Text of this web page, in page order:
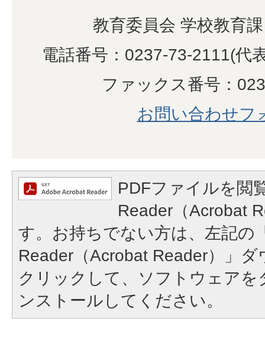
教育委員会 学校教育
電話番号：0237-73-2111(代
ファックス番号：
お問い合わせフ
PDFファイルを閲
Reader（Acrobat
す。お持ちでない方は、左記の
Reader（Acrobat Reader）」
クリックして、ソフトウェア
ンストールしてください。